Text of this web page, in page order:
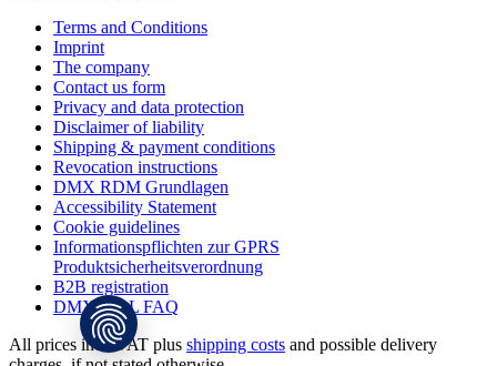
Terms and Conditions
Imprint
The company
Contact us form
Privacy and data protection
Disclaimer of liability
Shipping & payment conditions
Revocation instructions
DMX RDM Grundlagen
Accessibility Statement
Cookie guidelines
Informationspflichten zur GPRS
Produktsicherheitsverordnung
B2B registration
DMX4ALL FAQ
All prices incl. VAT plus shipping costs and possible delivery